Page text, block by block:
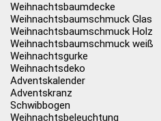
Weihnachtsbaumdecke
Weihnachtsbaumschmuck Glas
Weihnachtsbaumschmuck Holz
Weihnachtsbaumschmuck weiß
Weihnachtsgurke
Weihnachtsdeko
Adventskalender
Adventskranz
Schwibbogen
Weihnachtsbeleuchtung